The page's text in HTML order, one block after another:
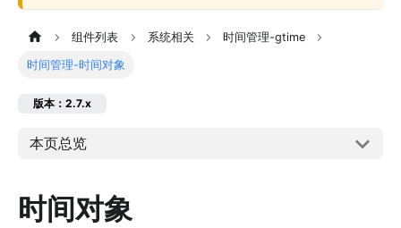
组件列表 系统相关 时间管理-gtime
时间管理-时间对象
版本：2.7.x
本页总览
时间对象